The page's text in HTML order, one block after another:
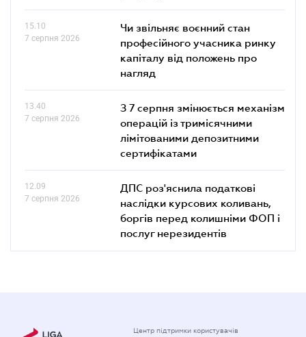
15.10
7 серпня 2026
Чи звільняє воєнний стан
професійного учасника ринку
капіталу від положень про
нагляд
13.40
7 серпня 2026
З 7 серпня змінюється механізм
операцій із тримісячними
лімітованими депозитними
сертифікатами
12.09
7 серпня 2026
ДПС роз'яснила податкові
наслідки курсових коливань,
боргів перед колишніми ФОП і
послуг нерезидентів
Центр підтримки користувачів